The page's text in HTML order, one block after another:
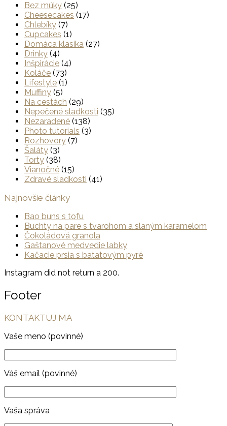
Bez múky (25)
Cheesecakes (17)
Chlebíky (7)
Cupcakes (1)
Domáca klasika (27)
Drinky (4)
Inšpirácie (4)
Koláče (73)
Lifestyle (1)
Muffiny (5)
Na cestách (29)
Nepečené sladkosti (35)
Nezaradené (138)
Photo tutorials (3)
Rozhovory (7)
Šaláty (3)
Torty (38)
Vianočné (15)
Zdravé sladkosti (41)
Najnovšie články
Bao buns s tofu
Buchty na pare s tvarohom a slaným karamelom
Čokoládová granola
Gaštanové medvedie labky
Kačacie prsia s batatovým pyré
Instagram did not return a 200.
Footer
KONTAKTUJ MA
Vaše meno (povinné)
Váš email (povinné)
Vaša správa